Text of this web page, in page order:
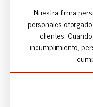
Nuestra firma
personales
clientes.
incumplimiento,